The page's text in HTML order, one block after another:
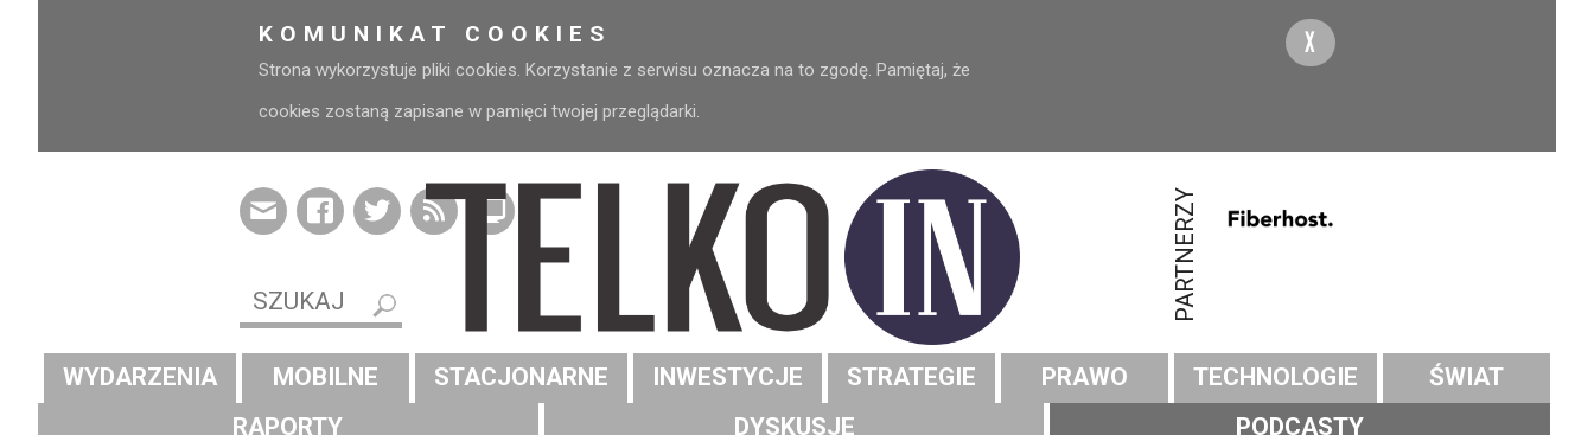
KOMUNIKAT COOKIES
Strona wykorzystuje pliki cookies. Korzystanie z serwisu oznacza na to zgodę. Pamiętaj, że
cookies zostaną zapisane w pamięci twojej przeglądarki.
X
PARTNERZY
WYDARZENIA MOBILNE STACJONARNE INWESTYCJE STRATEGIE PRAWO TECHNOLOGIE
ŚWIAT
RAPORTY
DYSKUSJE PODCASTY